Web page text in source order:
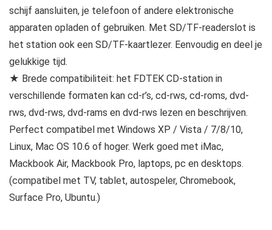
schijf aansluiten, je telefoon of andere elektronische
apparaten opladen of gebruiken. Met SD/TF-readerslot is
het station ook een SD/TF-kaartlezer. Eenvoudig en deel je
gelukkige tijd.
★ Brede compatibiliteit: het FDTEK CD-station in
verschillende formaten kan cd-r’s, cd-rws, cd-roms, dvd-
rws, dvd-rws, dvd-rams en dvd-rws lezen en beschrijven.
Perfect compatibel met Windows XP / Vista / 7/8/10,
Linux, Mac OS 10.6 of hoger. Werk goed met iMac,
Mackbook Air, Mackbook Pro, laptops, pc en desktops.
(compatibel met TV, tablet, autospeler, Chromebook,
Surface Pro, Ubuntu.)